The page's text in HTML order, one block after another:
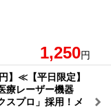
1,250円
】≪【平日限定】
療レーザー機器
スプロ」採用！メ